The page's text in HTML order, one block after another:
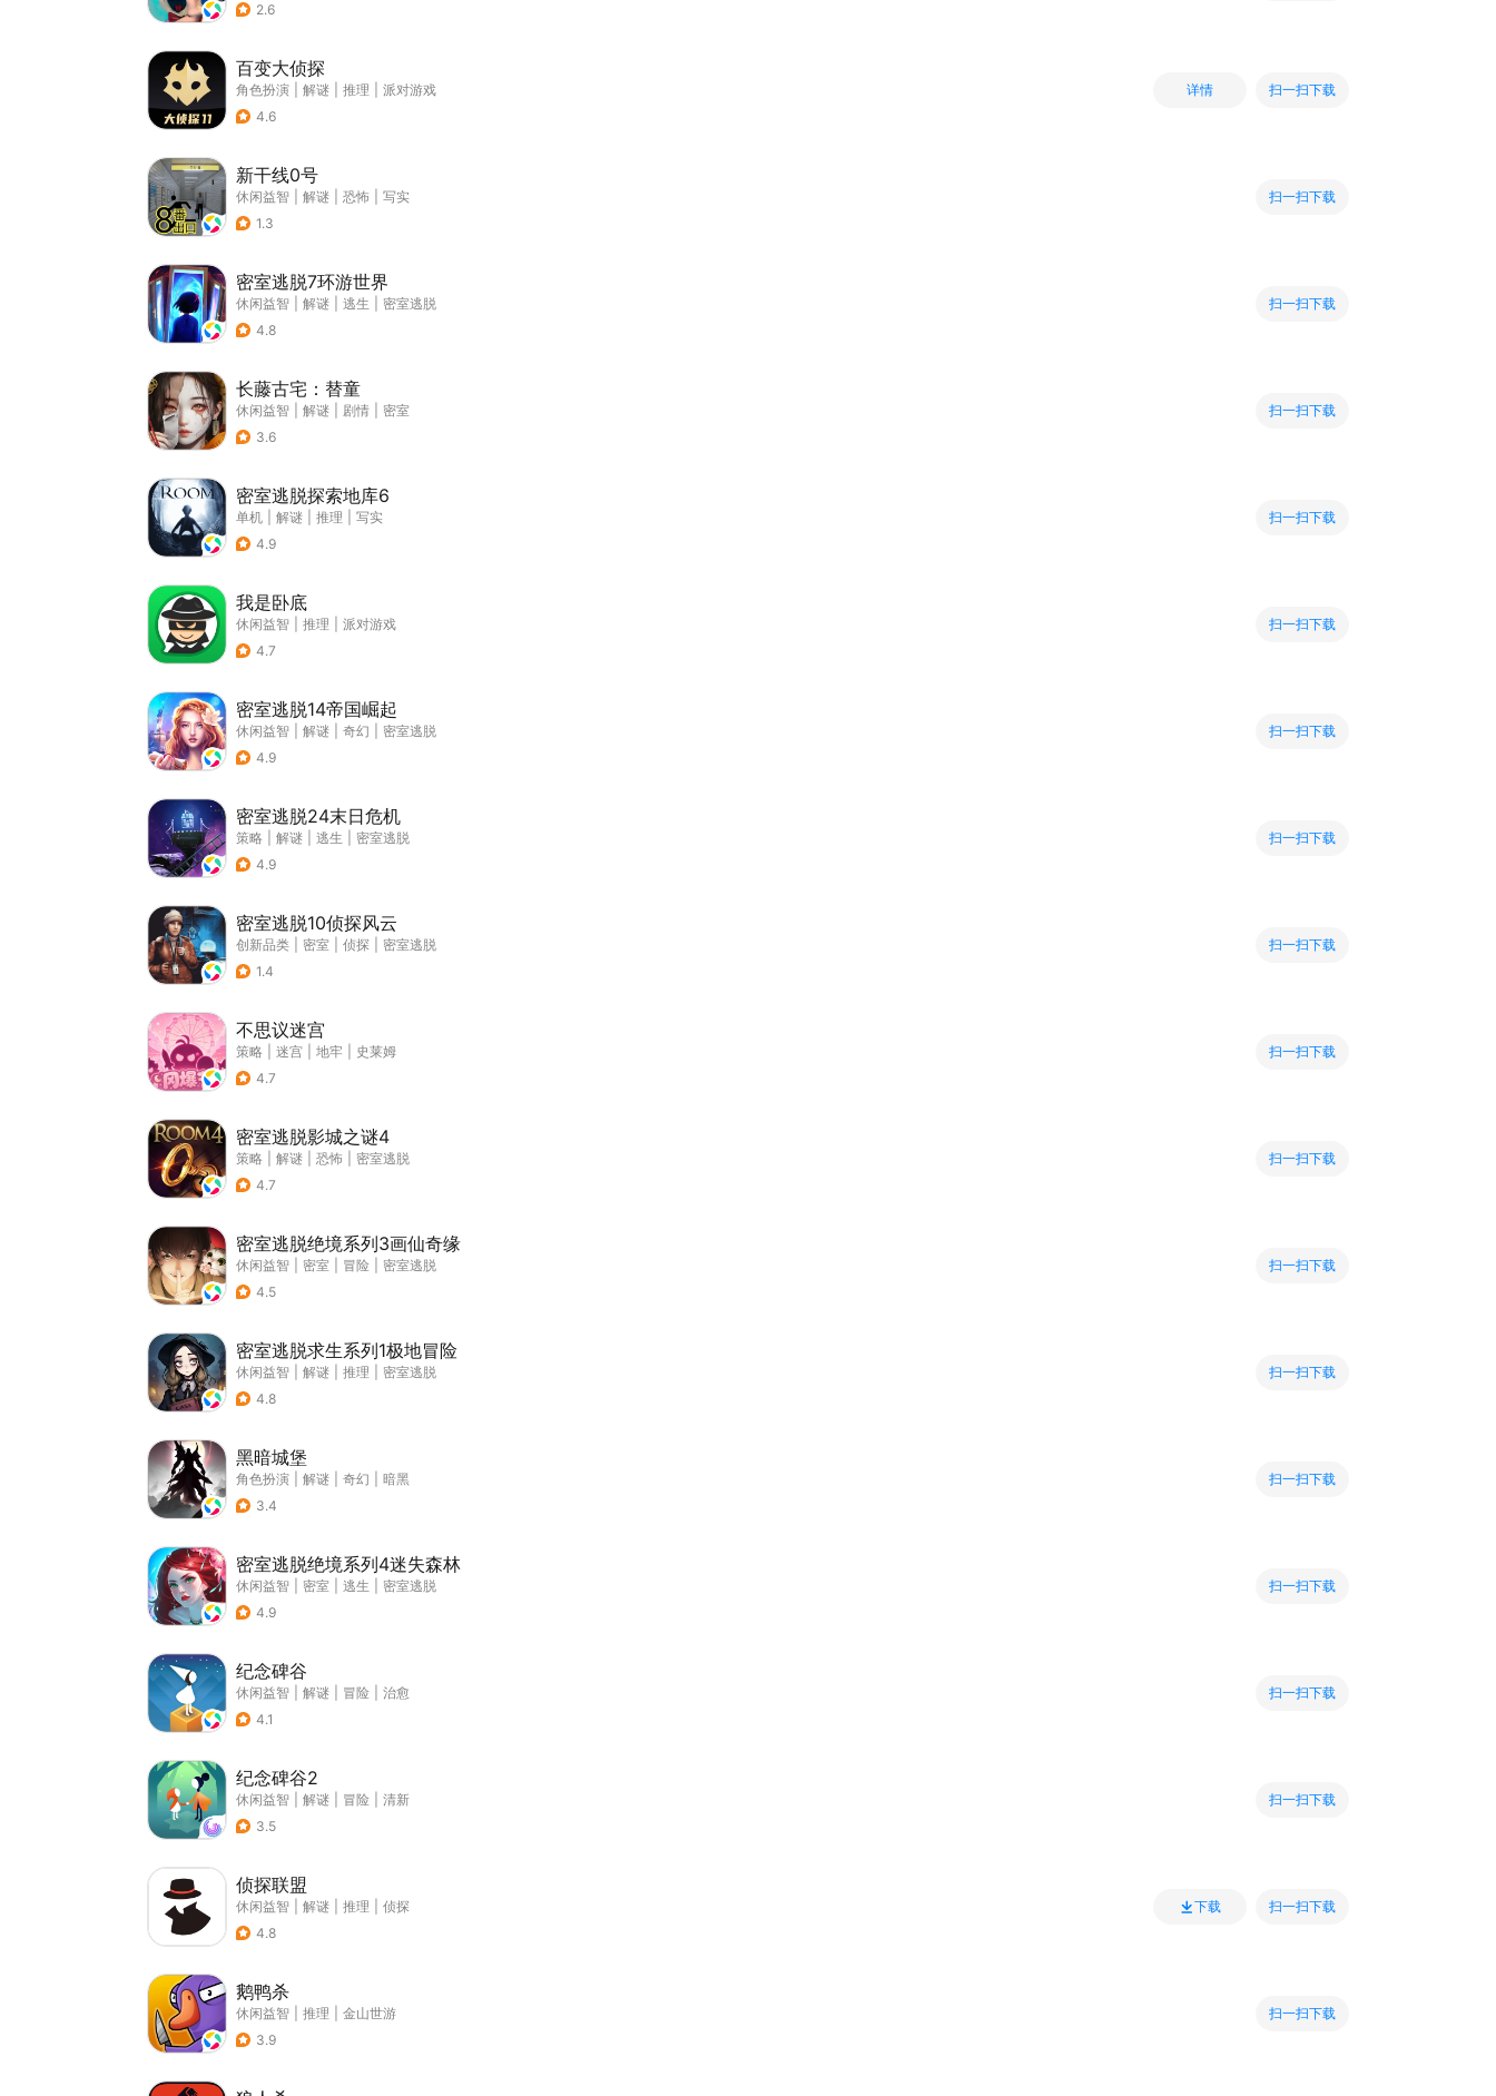
2.6
百变大侦探
角色扮演 解谜 推理
派对游戏
4.6
详情 扫一扫下载
新干线0号
休闲益智 解谜 恐怖
写实
1.3
扫一扫下载
密室逃脱7环游世界
休闲益智 解谜 逃生
密室逃脱
4.8
扫一扫下载
长藤古宅：替童
休闲益智 解谜 剧情
密室
3.6
扫一扫下载
密室逃脱探索地库6
单机 解谜 推理
写实
4.9
扫一扫下载
我是卧底
休闲益智 推理
派对游戏
4.7
扫一扫下载
密室逃脱14帝国崛起
休闲益智 解谜 奇幻
密室逃脱
4.9
扫一扫下载
密室逃脱24末日危机
策略 解谜 逃生
密室逃脱
4.9
扫一扫下载
密室逃脱10侦探风云
创新品类 密室 侦探
密室逃脱
1.4
扫一扫下载
不思议迷宫
策略 迷宫 地牢
史莱姆
4.7
扫一扫下载
密室逃脱影城之谜4
策略 解谜 恐怖
密室逃脱
4.7
扫一扫下载
密室逃脱绝境系列3画仙奇缘
休闲益智 密室 冒险
密室逃脱
4.5
扫一扫下载
密室逃脱求生系列1极地冒险
休闲益智 解谜 推理
密室逃脱
4.8
扫一扫下载
黑暗城堡
角色扮演 解谜 奇幻
暗黑
3.4
扫一扫下载
密室逃脱绝境系列4迷失森林
休闲益智 密室 逃生
密室逃脱
4.9
扫一扫下载
纪念碑谷
休闲益智 解谜 冒险
治愈
4.1
扫一扫下载
纪念碑谷2
休闲益智 解谜 冒险
清新
3.5
扫一扫下载
侦探联盟
休闲益智 解谜 推理
侦探
4.8
下载 扫一扫下载
鹅鸭杀
休闲益智 推理
金山世游
3.9
扫一扫下载